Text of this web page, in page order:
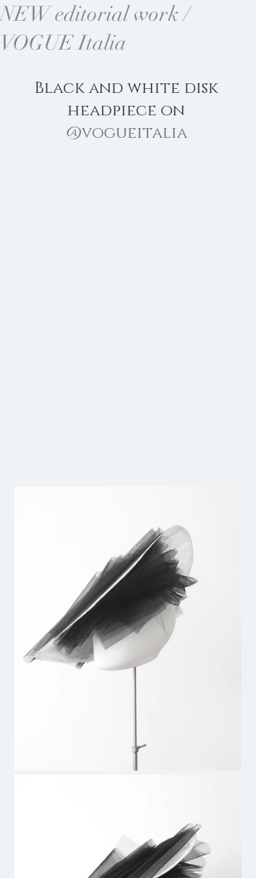
NEW editorial work /
VOGUE Italia
Black and white disk
headpiece on
@vogueitalia